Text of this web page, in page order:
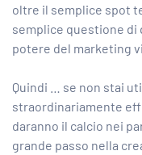
oltre il semplice spot
semplice questione di
potere del marketing
Quindi … se non stai
straordinariamente
daranno il calcio nei
grande passo nella